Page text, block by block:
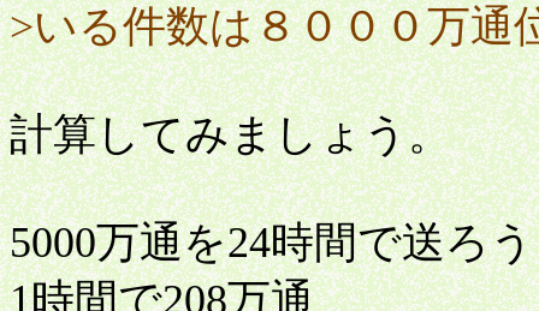
>いる件数は８０００万通
計算してみましょう。
5000万通を24時間で送ろ
1時間で208万通